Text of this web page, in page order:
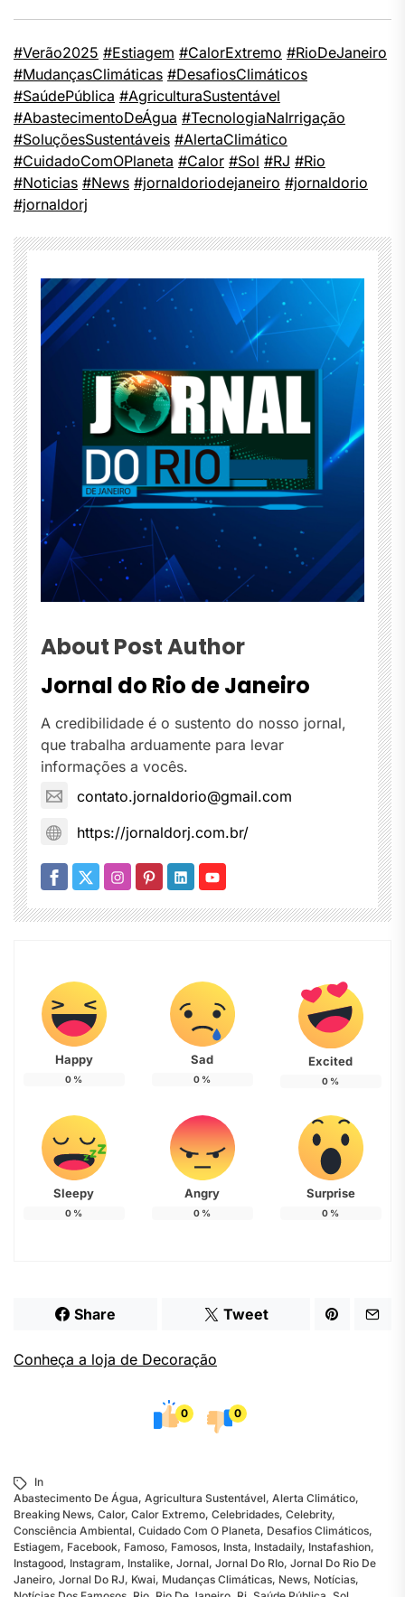
#Verão2025 #Estiagem #CalorExtremo #RioDeJaneiro
#MudançasClimáticas #DesafiosClimáticos
#SaúdePública #AgriculturaSustentável
#AbastecimentoDeÁgua #TecnologiaNaIrrigação
#SoluçõesSustentáveis #AlertaClimático
#CuidadoComOPlaneta #Calor #Sol #RJ #Rio
#Noticias #News #jornaldoriodejaneiro #jornaldorio
#jornaldorj
About Post Author
Jornal do Rio de Janeiro
A credibilidade é o sustento do nosso jornal,
que trabalha arduamente para levar
informações a vocês.
contato.jornaldorio@gmail.com
https://jornaldorj.com.br/
Happy
0 %
Sad
0 %
Excited
0 %
Sleepy
0 %
Angry
0 %
Surprise
0 %
Share Tweet
Conheça a loja de Decoração
0 0
In
Abastecimento De Água, Agricultura Sustentável, Alerta Climático,
Breaking News, Calor, Calor Extremo, Celebridades, Celebrity,
Consciência Ambiental, Cuidado Com O Planeta, Desafios Climáticos,
Estiagem, Facebook, Famoso, Famosos, Insta, Instadaily, Instafashion,
Instagood, Instagram, Instalike, Jornal, Jornal Do RIo, Jornal Do Rio De
Janeiro, Jornal Do RJ, Kwai, Mudanças Climáticas, News, Notícias,